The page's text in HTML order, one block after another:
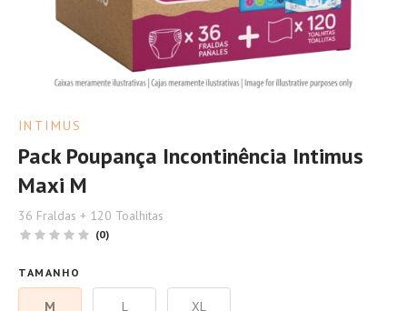
INTIMUS
Pack Poupança Incontinência Intimus
Maxi M
36 Fraldas + 120 Toalhitas
(0)
TAMANHO
M L XL